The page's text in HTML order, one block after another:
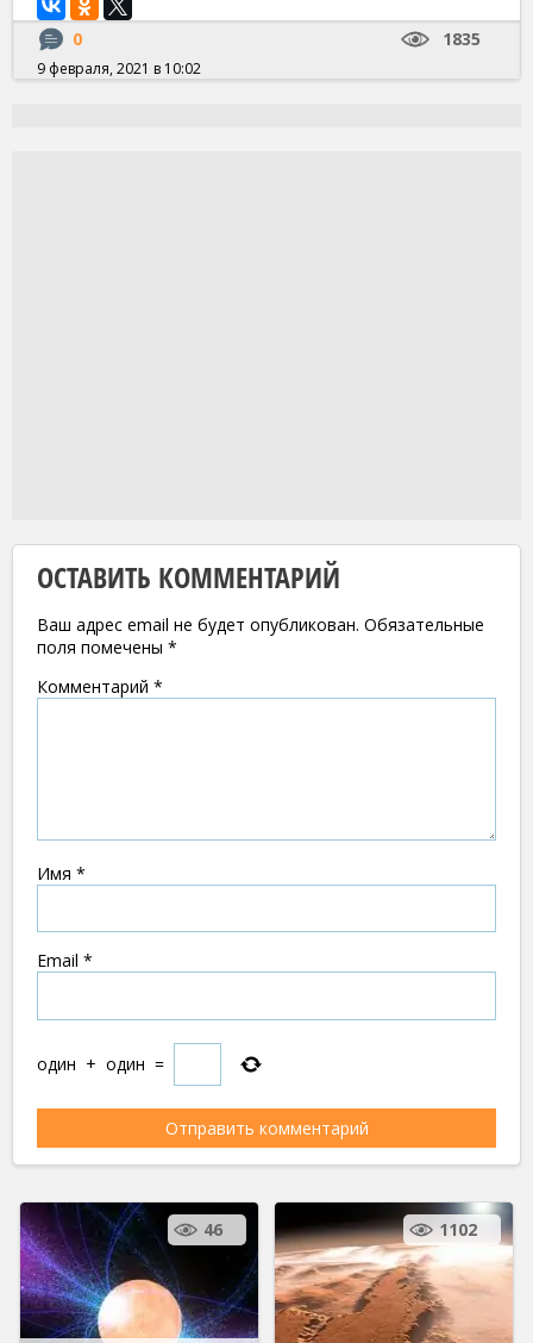
0 1835
9 февраля, 2021 в 10:02
ОСТАВИТЬ КОММЕНТАРИЙ
Ваш адрес email не будет опубликован. Обязательные
поля помечены *
Комментарий *
Имя *
Email *
один + один =
46 1102